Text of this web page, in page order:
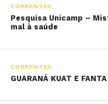
CORRENTES
Pesquisa Unicamp –
mal à saúde
CORRENTES
GUARANÁ KUAT E